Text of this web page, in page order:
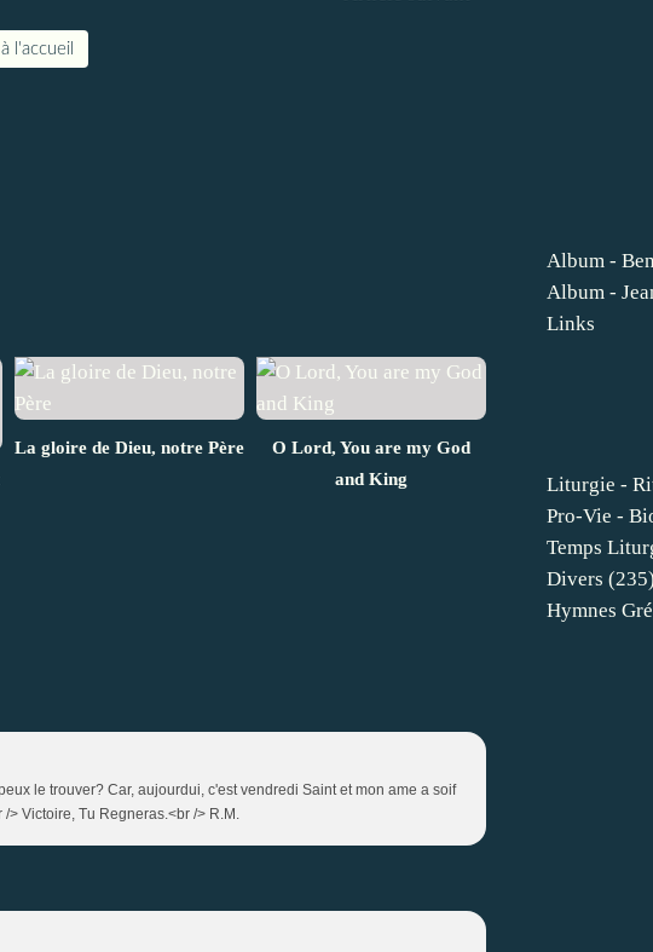
l'accueil
La gloire de Dieu, notre Père
O Lord, You are my God
and King
le trouver? Car, aujourdui, c'est vendredi Saint et mon ame a soif
Victoire, Tu Regneras.<br /> R.M.
Liturgie -
Pro-Vie -
Temps
Divers (235)
Hymnes
Album -
Album -
Links